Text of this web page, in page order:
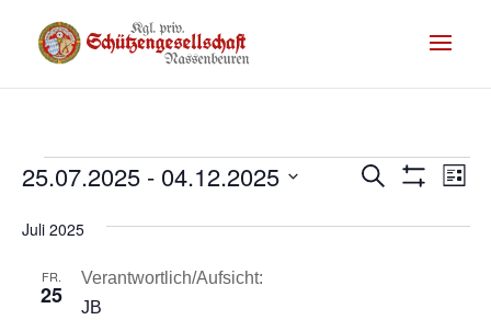
Termine
Termine
Suche
Liste
25.07.2025 - 04.12.2025
wählen.
Juli 2025
FR.
25
Verantwortlich/Aufsicht:
JB